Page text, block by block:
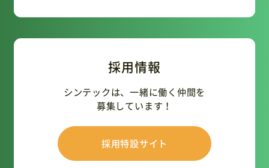
採用情報
シンテックは、一緒に働く仲間を
募集しています！
採用特設サイト